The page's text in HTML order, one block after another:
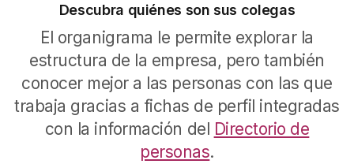
Descubra quiénes son sus colegas
El organigrama le permite explorar la
estructura de la empresa, pero también
conocer mejor a las personas con las que
trabaja gracias a fichas de perfil integradas
con la información del Directorio de
personas.